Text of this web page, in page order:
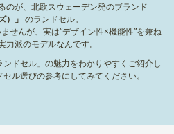
のが、北欧スウェーデン発のブランド
）」 のランドセル。
せんが、実は“デザイン性×機能性”を兼ね
力派のモデルなんです。
ドセル」の魅力をわかりやすくご紹介し
ル選びの参考にしてみてください。